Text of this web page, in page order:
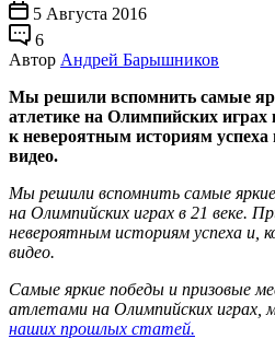
5 Августа 2016
6
Автор Андрей Барышников
Мы решили вспомнить самые
атлетике на Олимпийских играх
к невероятным историям
видео.
Мы решили вспомнить самые
на Олимпийских играх в 21 веке.
невероятным историям успеха и,
видео.
Самые яркие победы и призовые
атлетами на Олимпийских играх,
наших прошлых статей.